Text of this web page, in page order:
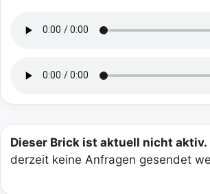
Dieser Brick ist aktuell nicht aktiv.
derzeit keine Anfragen gesendet